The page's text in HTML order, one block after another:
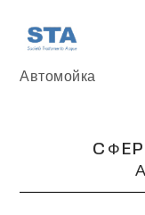
Автомойка